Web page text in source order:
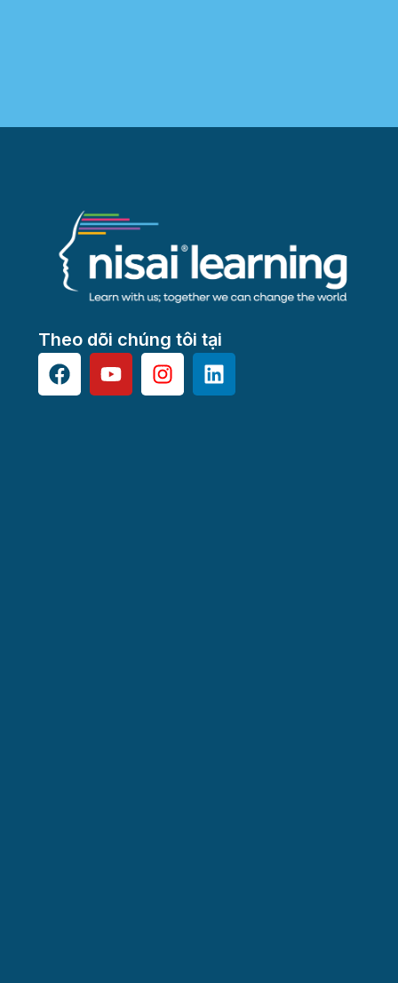
Theo dõi chúng tôi tại